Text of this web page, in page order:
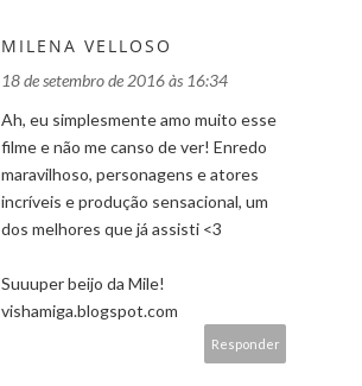
MILENA VELLOSO
18 de setembro de 2016 às 16:34
Ah, eu simplesmente amo muito esse
filme e não me canso de ver! Enredo
maravilhoso, personagens e atores
incríveis e produção sensacional, um
dos melhores que já assisti <3
Suuuper beijo da Mile!
vishamiga.blogspot.com
Responder